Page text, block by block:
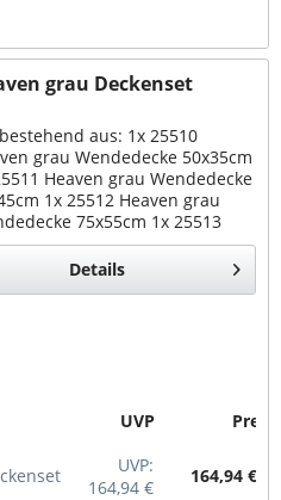
grau Deckenset
aus: 1x 25510
grau Wendedecke 50x35cm
Heaven grau Wendedecke
1x 25512 Heaven grau
75x55cm 1x 25513
grau Wendedecke 90x65cm
Heaven grau Wendedecke
Details
UVP Preis
UVP:
164,94 €
164,94 € *